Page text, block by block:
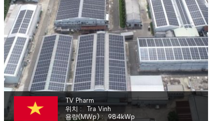
TV Pharm
위치
Tra Vinh
용량(MWp)
984kWp